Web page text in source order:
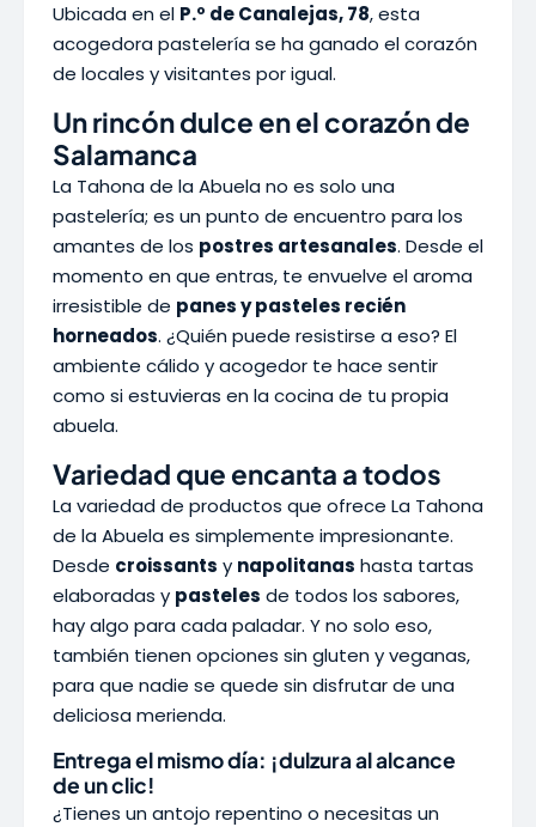
Ubicada en el P.º de Canalejas, 78, esta
acogedora pastelería se ha ganado el corazón
de locales y visitantes por igual.
Un rincón dulce en el corazón de
Salamanca
La Tahona de la Abuela no es solo una
pastelería; es un punto de encuentro para los
amantes de los postres artesanales. Desde el
momento en que entras, te envuelve el aroma
irresistible de panes y pasteles recién
horneados. ¿Quién puede resistirse a eso? El
ambiente cálido y acogedor te hace sentir
como si estuvieras en la cocina de tu propia
abuela.
Variedad que encanta a todos
La variedad de productos que ofrece La Tahona
de la Abuela es simplemente impresionante.
Desde croissants y napolitanas hasta tartas
elaboradas y pasteles de todos los sabores,
hay algo para cada paladar. Y no solo eso,
también tienen opciones sin gluten y veganas,
para que nadie se quede sin disfrutar de una
deliciosa merienda.
Entrega el mismo día: ¡dulzura al alcance
de un clic!
¿Tienes un antojo repentino o necesitas un